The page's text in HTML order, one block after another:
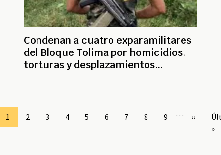
Condenan a cuatro exparamilitares
del Bloque Tolima por homicidios,
torturas y desplazamientos
Page
1 Page
2 Page
3 Page
4 Page
5 Page
6 Page
7 Page
8 Page
9 …
página
››
»